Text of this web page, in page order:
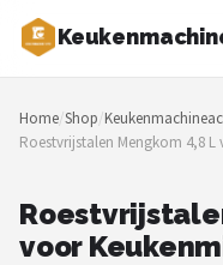
Zoeken
NAVIGATIE
Merken
Home/Shop/
Roestvrijstalen Mengkom 4,8 L
voor